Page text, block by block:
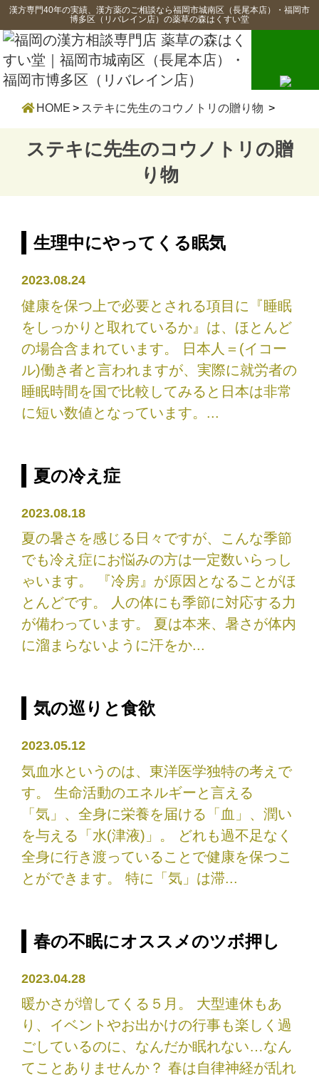
漢方専門40年の実績、漢方薬のご相談なら福岡市城南区（長尾本店）・福岡市
博多区（リバレイン店）の薬草の森はくすい堂
HOME > ステキに先生のコウノトリの贈り物 >
ステキに先生のコウノトリの贈
り物
生理中にやってくる眠気
2023.08.24
健康を保つ上で必要とされる項目に『睡眠
をしっかりと取れているか』は、ほとんど
の場合含まれています。 日本人＝(イコー
ル)働き者と言われますが、実際に就労者の
睡眠時間を国で比較してみると日本は非常
に短い数値となっています。...
夏の冷え症
2023.08.18
夏の暑さを感じる日々ですが、こんな季節
でも冷え症にお悩みの方は一定数いらっし
ゃいます。 『冷房』が原因となることがほ
とんどです。 人の体にも季節に対応する力
が備わっています。 夏は本来、暑さが体内
に溜まらないように汗をか...
気の巡りと食欲
2023.05.12
気血水というのは、東洋医学独特の考えで
す。 生命活動のエネルギーと言える
「気」、全身に栄養を届ける「血」、潤い
を与える「水(津液)」。 どれも過不足なく
全身に行き渡っていることで健康を保つこ
とができます。 特に「気」は滞...
春の不眠にオススメのツボ押し
2023.04.28
暖かさが増してくる５月。 大型連休もあ
り、イベントやお出かけの行事も楽しく過
ごしているのに、なんだか眠れない…なん
てことありませんか？ 春は自律神経が乱れ